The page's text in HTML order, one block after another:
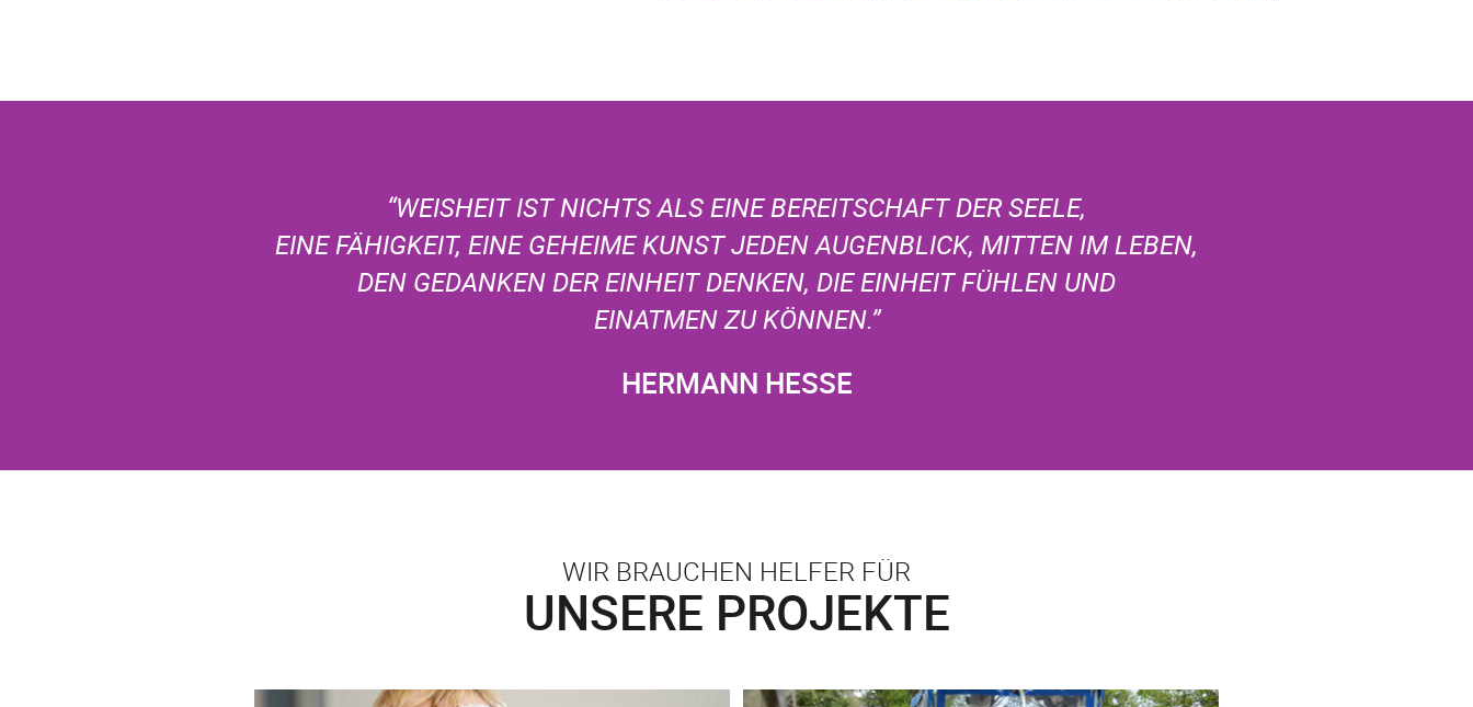
“WEISHEIT IST NICHTS ALS EINE BEREITSCHAFT DER SEELE,
EINE FÄHIGKEIT, EINE GEHEIME KUNST JEDEN AUGENBLICK, MITTEN IM LEBEN,
DEN GEDANKEN DER EINHEIT DENKEN, DIE EINHEIT FÜHLEN UND
EINATMEN ZU KÖNNEN.”
HERMANN HESSE
WIR BRAUCHEN HELFER FÜR
UNSERE PROJEKTE